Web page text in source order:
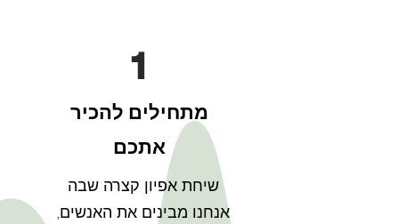
1
מתחילים להכיר
אתכם
שיחת אפיון קצרה שבה
אנחנו מבינים את האנשים,